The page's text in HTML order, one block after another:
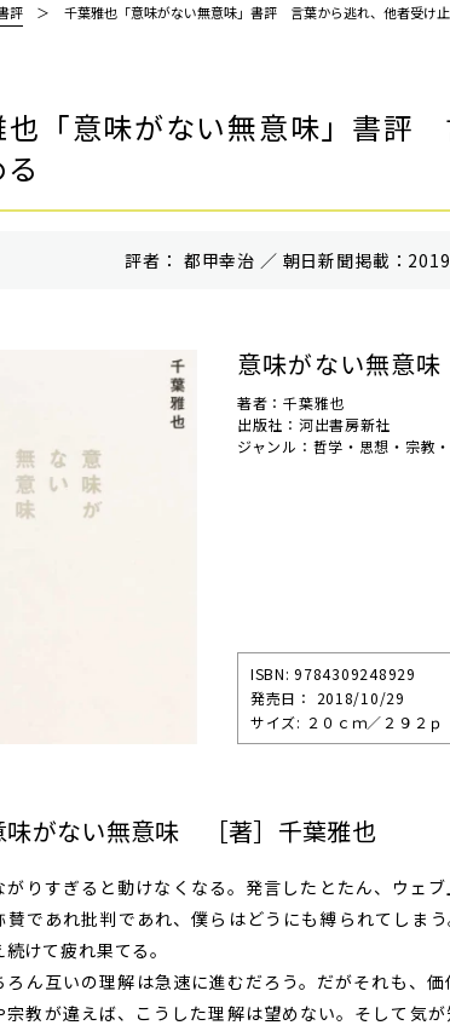
評 千葉雅也「意味がない無意味」書評 言葉から逃れ、他者受け
也「意味がない無意味」書評
評者： 都甲幸治 ／ 朝⽇新聞掲載：
意味がない無意味
著者：千葉雅也
出版社：河出書房新社
ジャンル：哲学・思想・宗教
ISBN: 9784309248929
発売⽇： 2018/10/29
サイズ: ２０ｃｍ／２９２ｐ
味がない無意味 ［著］千葉雅也
りすぎると動けなくなる。発言したとたん、ウェ
賛であれ批判であれ、僕らはどうにも縛られてしまう
続けて疲れ果てる。
ん互いの理解は急速に進むだろう。だがそれも、
宗教が違えば、こうした理解は望めない。そして気